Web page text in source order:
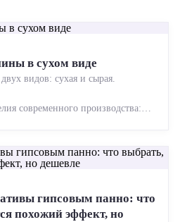
в сухом виде
видов: сухая и сырая.
современного производства:
гипсовым панно: что
похожий эффект, но